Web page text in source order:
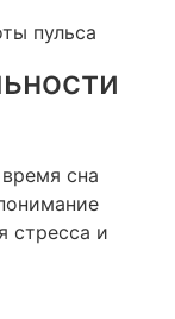
сна
стресса и